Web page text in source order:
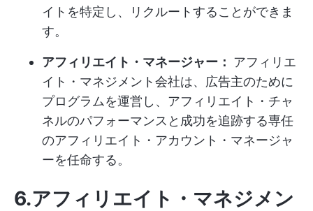
イトを特定し、リクルートすることができま
す。
アフィリエイト・マネージャー： アフィリエ
イト・マネジメント会社は、広告主のために
プログラムを運営し、アフィリエイト・チャ
ネルのパフォーマンスと成功を追跡する専任
のアフィリエイト・アカウント・マネージャ
ーを任命する。
6.アフィリエイト・マネジメン